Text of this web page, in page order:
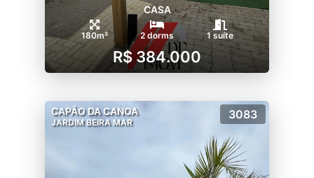
CASA
180m² 2 dorms 1 suíte
R$ 384.000
CAPÃO DA CANOA
JARDIM BEIRA MAR
3083